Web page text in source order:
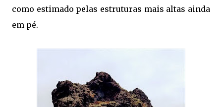
como estimado pelas estruturas mais altas ainda
em pé.